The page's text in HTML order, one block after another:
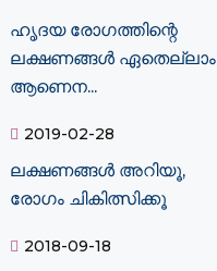
ഹൃദയ രോഗത്തിന്റെ
ലക്ഷണങ്ങൾ ഏതെല്ലാം
ആണെന...
2019-02-28
ലക്ഷണങ്ങള്‍ അറിയൂ,
രോഗം ചികിത്സിക്കൂ
2018-09-18